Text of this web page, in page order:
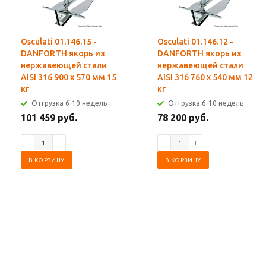
Osculati 01.146.15 -
DANFORTH якорь из
нержавеющей стали
AISI 316 900 x 570 мм 15
кг
Отгрузка 6-10 недель
101 459 руб.
В КОРЗИНУ
Osculati 01.146.12 -
DANFORTH якорь из
нержавеющей стали
AISI 316 760 x 540 мм 12
кг
Отгрузка 6-10 недель
78 200 руб.
В КОРЗИНУ